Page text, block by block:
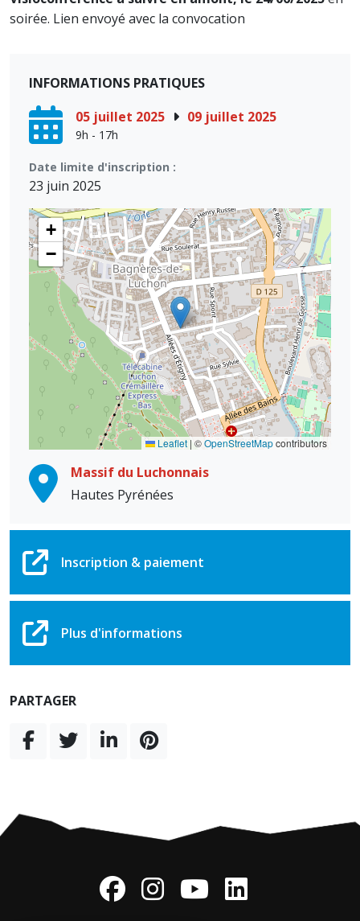
soirée. Lien envoyé avec la convocation
INFORMATIONS PRATIQUES
05 juillet 2025
09 juillet 2025
9h - 17h
Date limite d'inscription :
23 juin 2025
+
−
Leaflet | ©OpenStreetMapcontributors
Massif du Luchonnais
Hautes Pyrénées
Inscription & paiement
Plus d'informations
PARTAGER